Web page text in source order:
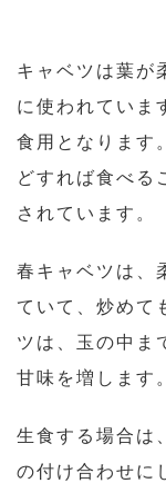
キャベツは葉が
に使われていま
食用となります
どすれば食べる
されています。
春キャベツは、
ていて、炒めて
ツは、玉の中ま
甘味を増します。
生食する場合は
の付け合わせに